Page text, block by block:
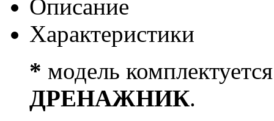
Описание
Характеристики
* модель
ДРЕНАЖНИК.